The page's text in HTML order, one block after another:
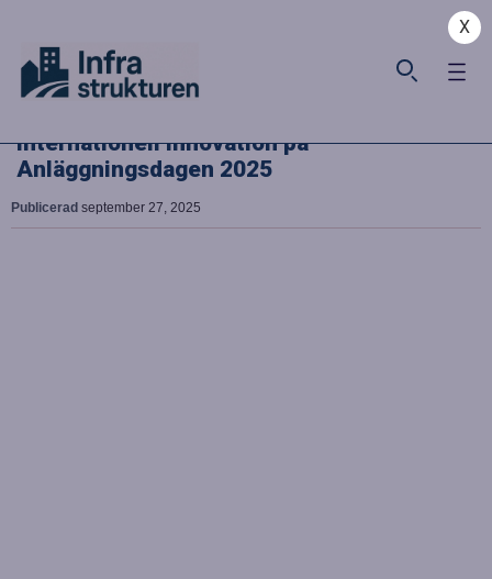
X
Internationell innovation på
Anläggningsdagen 2025
Publicerad september 27, 2025